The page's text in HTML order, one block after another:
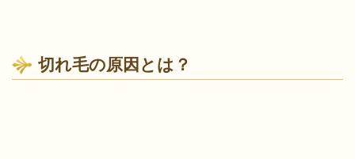
切れ毛の原因とは？